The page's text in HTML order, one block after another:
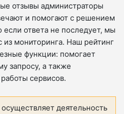
отзывы администраторы
и помогают с решением
ответа не последует, мы
мониторинга. Наш рейтинг
функции: помогает
запросу, а также
сервисов.
деятельность